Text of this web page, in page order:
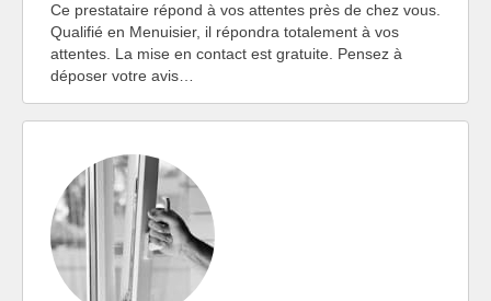
Ce prestataire répond à vos attentes près de chez vous.
Qualifié en Menuisier, il répondra totalement à vos
attentes. La mise en contact est gratuite. Pensez à
déposer votre avis…